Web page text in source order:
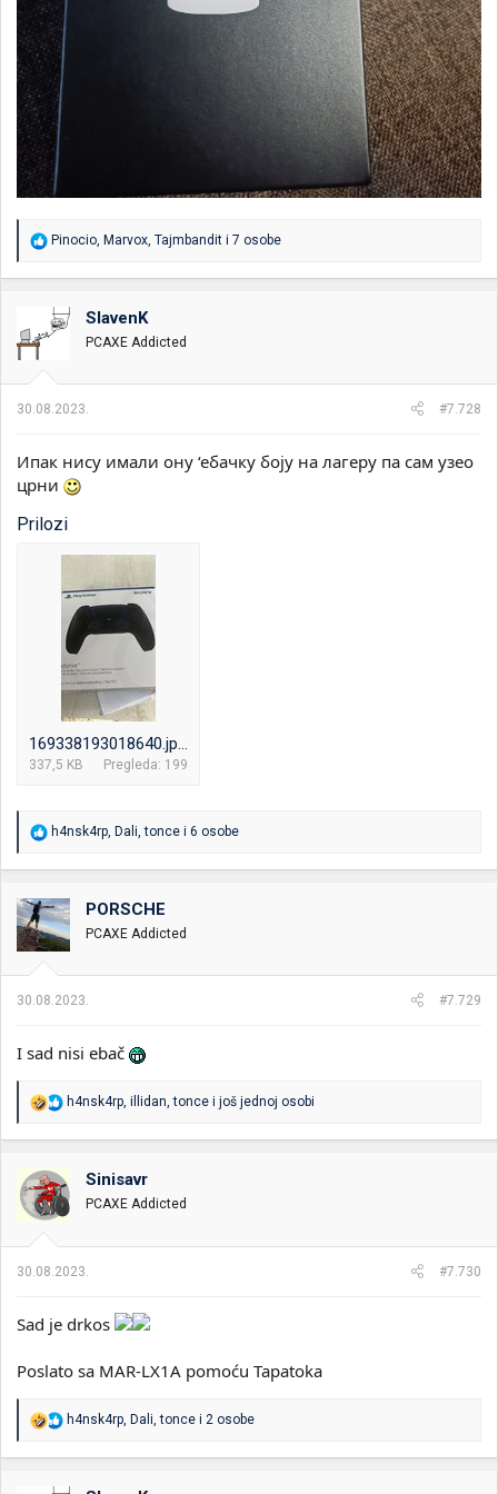
R
o
v
:
Pinocio Marvox Tajmbandit i 7 osobe
SlavenK
PCAXE Addicted
30.08.2023. #7.728
Ипак нису имали ону ‘ебачку боју на лагеру па сам узео
црни
Prilozi
169338193018640.jpeg
337,5 KB Pregleda: 199
R
o
v
a
n
:
h4nsk4rp Dali ,tonce i 6 osobe
PORSCHE
PCAXE Addicted
30.08.2023. #7.729
I sad nisi ebač
R
a
v
a
j
:
h4nsk4rp, illidan,tonce i još jednoj osobi
Sinisavr
PCAXE Addicted
30.08.2023. #7.730
Sad je drkos
Poslato sa MAR-LX1A pomoću Tapatoka
R
o
h4nsk4rp Dali ,tonce i 2 osobe